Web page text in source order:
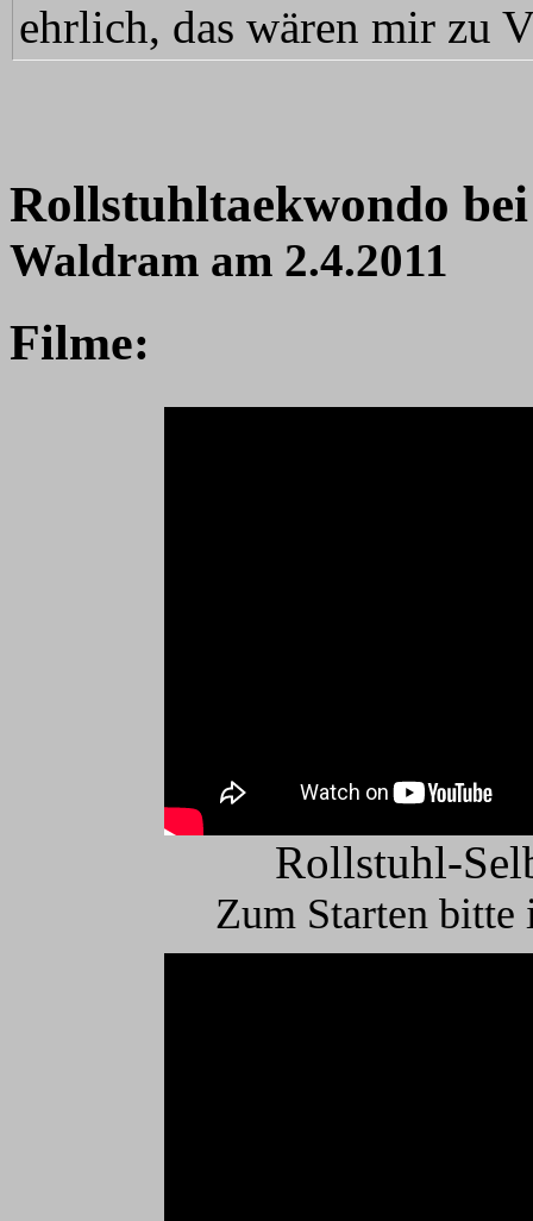
ehrlich, das wären mir zu
Rollstuhltaekwondo
Waldram am 2.4.2011
Filme:
Rollstuhl-
Zum Starten